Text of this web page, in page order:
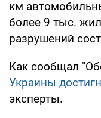
км
более 9 тыс.
разрушений
Как сообщал
Украины
эксперты.